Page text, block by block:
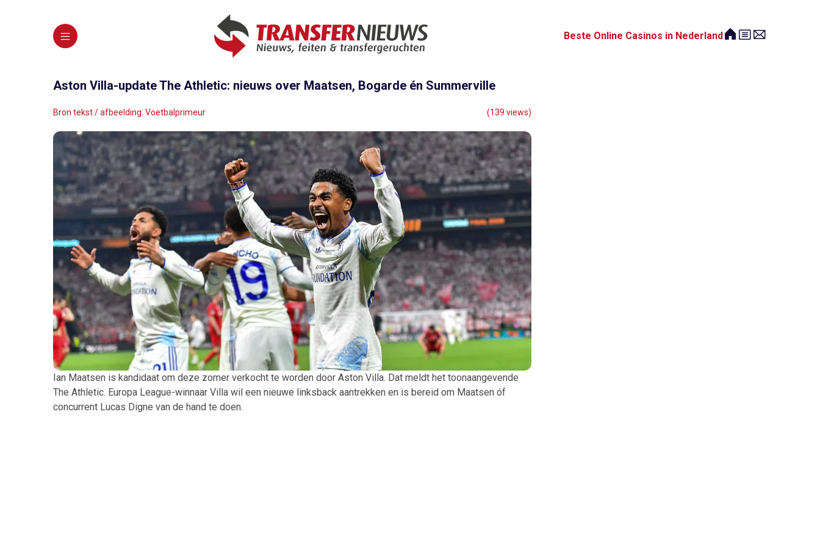
Beste Online Casinos in Nederland
Aston Villa-update The Athletic: nieuws over Maatsen, Bogarde én Summerville
Bron tekst / afbeelding: Voetbalprimeur (139 views)
Ian Maatsen is kandidaat om deze zomer verkocht te worden door Aston Villa. Dat meldt het toonaangevende
The Athletic. Europa League-winnaar Villa wil een nieuwe linksback aantrekken en is bereid om Maatsen óf
concurrent Lucas Digne van de hand te doen.